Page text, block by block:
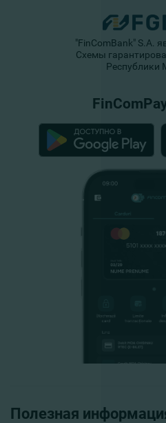
Полезная
"FinComBank" S.A.
Схемы
Республики